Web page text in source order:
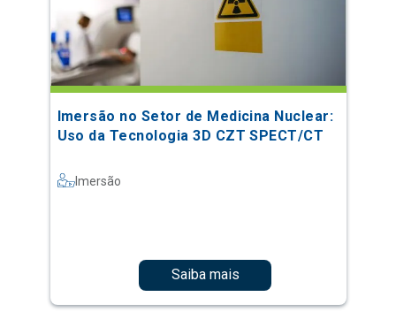
Imersão no Setor de Medicina Nuclear:
Uso da Tecnologia 3D CZT SPECT/CT
Imersão
Saiba mais